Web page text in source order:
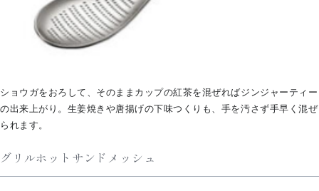
ショウガをおろして、そのままカップの紅茶を混ぜればジンジャーティー
の出来上がり。生姜焼きや唐揚げの下味つくりも、手を汚さず手早く混ぜ
られます。
グリルホットサンドメッシュ